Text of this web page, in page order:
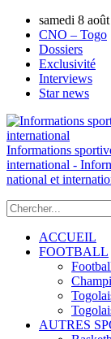
samedi 8
CNO – Togo
Dossiers
Exclusivité
Interviews
Star news
Informations
international -
national et
ACCUEIL
FOOTBALL
AUTRES